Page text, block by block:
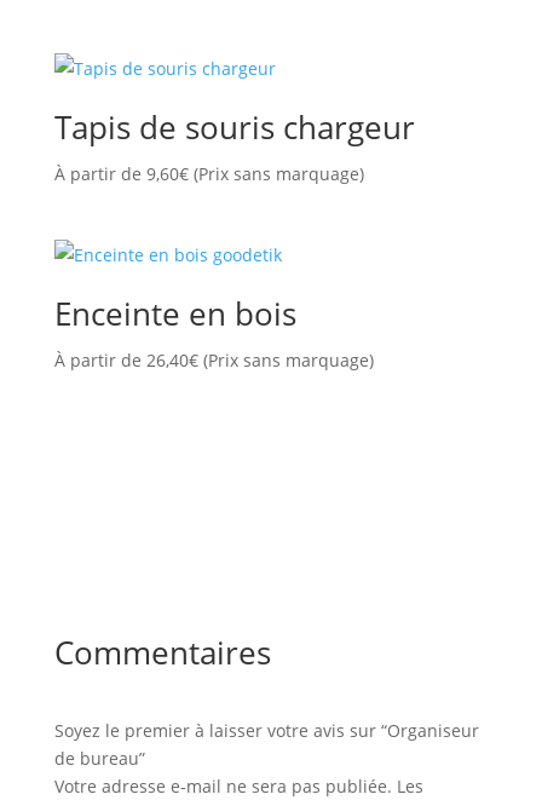
Tapis de souris chargeur
À partir de 9,60€(Prix sans marquage)
Enceinte en bois
À partir de 26,40€(Prix sans marquage)
Commentaires
Soyez le premier à laisser votre avis sur “Organiseur
de bureau”
Votre adresse e-mail ne sera pas publiée. Les